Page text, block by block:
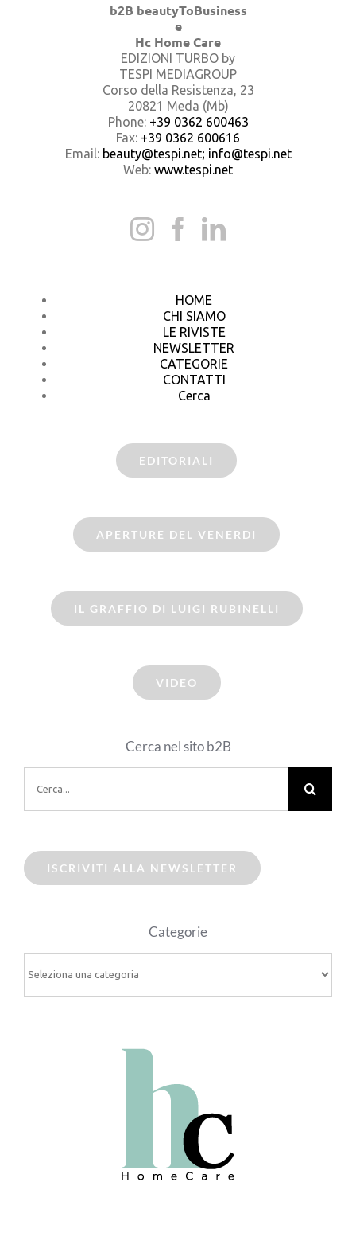
b2B beautyToBusiness
e
Hc Home Care
EDIZIONI TURBO by
TESPI MEDIAGROUP
Corso della Resistenza, 23
20821 Meda (Mb)
Phone: +39 0362 600463
Fax: +39 0362 600616
Email: beauty@tespi.net; info@tespi.net
Web: www.tespi.net
HOME
CHI SIAMO
LE RIVISTE
NEWSLETTER
CATEGORIE
CONTATTI
Cerca
EDITORIALI
APERTURE DEL VENERDI
IL GRAFFIO DI LUIGI RUBINELLI
VIDEO
Cerca nel sito b2B
per:
ISCRIVITI ALLA NEWSLETTER
Categorie